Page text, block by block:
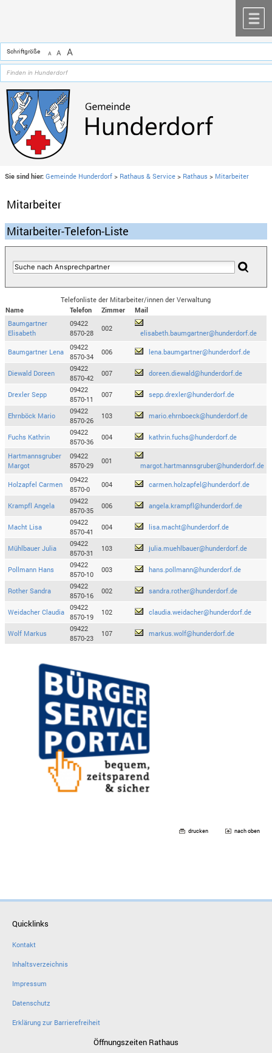
Schriftgröße A A A
Sie sind hier: Gemeinde Hunderdorf > Rathaus & Service > Rathaus > Mitarbeiter
Mitarbeiter
Mitarbeiter-Telefon-Liste
Telefonliste der Mitarbeiter/innen der Verwaltung
Name
Telefon Zimmer
Mail
Baumgartner
Elisabeth
09422
8570-28
002
elisabeth.baumgartner@hunderdorf.de
Baumgartner Lena
09422
8570-34
006 lena.baumgartner@hunderdorf.de
Diewald Doreen
09422
8570-42
007 doreen.diewald@hunderdorf.de
Drexler Sepp
09422
8570-11
007 sepp.drexler@hunderdorf.de
Ehrnböck Mario
09422
8570-26
103 mario.ehrnboeck@hunderdorf.de
Fuchs Kathrin
09422
8570-36
004 kathrin.fuchs@hunderdorf.de
Hartmannsgruber
Margot
09422
8570-29
001
margot.hartmannsgruber@hunderdorf.de
Holzapfel Carmen
09422
8570-0
004 carmen.holzapfel@hunderdorf.de
Krampfl Angela
09422
8570-35
006 angela.krampfl@hunderdorf.de
Macht Lisa
09422
8570-41
004 lisa.macht@hunderdorf.de
Mühlbauer Julia
09422
8570-31
103 julia.muehlbauer@hunderdorf.de
Pollmann Hans
09422
8570-10
003 hans.pollmann@hunderdorf.de
Rother Sandra
09422
8570-16
002 sandra.rother@hunderdorf.de
Weidacher Claudia
09422
8570-19
102 claudia.weidacher@hunderdorf.de
Wolf Markus
09422
8570-23
107 markus.wolf@hunderdorf.de
drucken nach oben
Quicklinks
Kontakt
Inhaltsverzeichnis
Impressum
Datenschutz
Erklärung zur Barrierefreiheit
Öffnungszeiten Rathaus